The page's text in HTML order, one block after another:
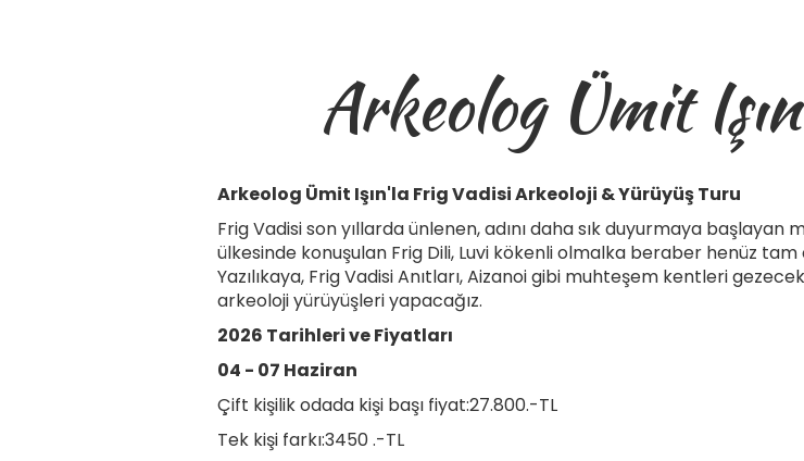
Arkeolog Ümit
Arkeolog Ümit Işın'la Frig Vadisi Arkeoloji & Yürüyüş Turu
Frig Vadisi son yıllarda ünlenen, adını daha sık duyurmaya
ülkesinde konuşulan Frig Dili, Luvi kökenli olmalka beraber henüz
Yazılıkaya, Frig Vadisi Anıtları, Aizanoi gibi muhteşem kentleri
arkeoloji yürüyüşleri yapacağız.
2026 Tarihleri ve Fiyatları
04 - 07 Haziran
Çift kişilik odada kişi başı fiyat:27.800.-TL
Tek kişi farkı:3450 .-TL